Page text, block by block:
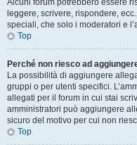
Alcuni forum potrebbero essere
leggere, scrivere, rispondere,
speciali, che solo i moderatori e
Top
Perché non riesco ad
La possibilità di aggiungere
gruppi o per utenti specifici.
allegati per il forum in cui stai
amministratori può aggiungere
sicuro del motivo per cui non
Top